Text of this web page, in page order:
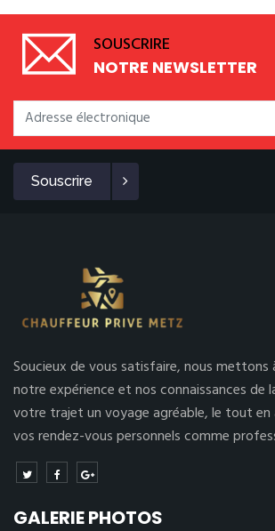
SOUSCRIRE
NOTRE NEWSLETTER
Souscrire
Soucieux de vous satisfaire, nous
notre expérience et nos connaissances de
votre trajet un voyage agréable, le tout en
vos rendez-vous personnels comme
GALERIE PHOTOS